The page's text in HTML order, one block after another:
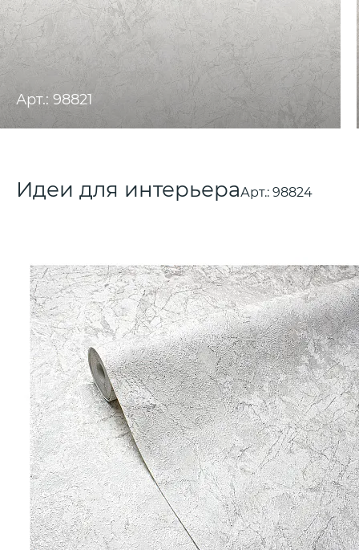
Арт.: 98821
Идеи для интерьераАрт.: 98824